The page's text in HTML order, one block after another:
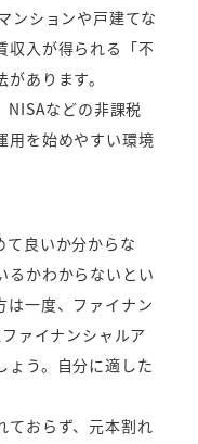
ンションや戸建てな
収入が得られる「不
あります。
NISAなどの非課税
用を始めやすい環境
て良いか分からな
るかわからないとい
は一度、ファイナン
ァイナンシャルア
ょう。自分に適した
ておらず、元本割れ